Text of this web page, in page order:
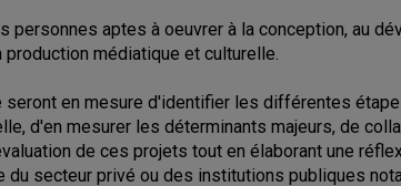
personnes aptes à oeuvrer à la conception, au
médiatique et culturelle.
en mesure d'identifier les différentes
d'en mesurer les déterminants majeurs, de
de ces projets tout en élaborant une
du secteur privé ou des institutions publiques